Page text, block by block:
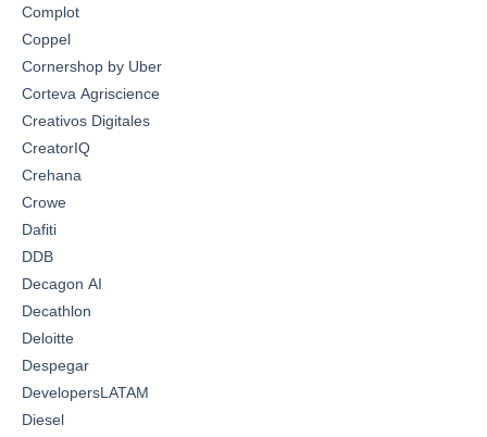
Complot
Coppel
Cornershop by Uber
Corteva Agriscience
Creativos Digitales
CreatorIQ
Crehana
Crowe
Dafiti
DDB
Decagon AI
Decathlon
Deloitte
Despegar
DevelopersLATAM
Diesel